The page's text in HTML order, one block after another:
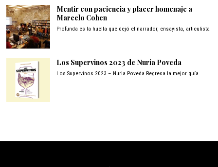
Mentir con paciencia y placer homenaje a
Marcelo Cohen
Profunda es la huella que dejó el narrador, ensayista, articulista
Los Supervinos 2023 de Nuria Poveda
Los Supervinos 2023 – Nuria Poveda Regresa la mejor guía